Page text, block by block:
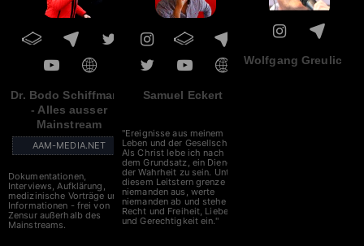
Dr. Bodo Schiffmann
- Alles ausser
Mainstream
AAM-MEDIA.NET
Dokumentationen,
Interviews, Aufklärung,
medizinische Vorträge und
Informationen - frei von
Zensur außerhalb des
Mainstreams.
Samuel Eckert
"Ereignisse aus meinem
Leben und der Gesellschaft.
Als Christ lebe ich nach
dem Grundsatz, ein Diener
der Wahrheit zu sein. Unter
diesem Leitstern grenze ich
niemanden aus, werte
niemanden ab und stehe für
Recht und Freiheit, Liebe
und Gerechtigkeit ein."
Wolfgang Greulich